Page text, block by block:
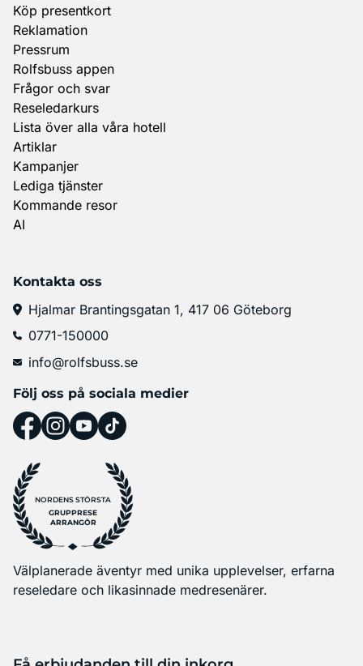
Köp presentkort
Reklamation
Pressrum
Rolfsbuss appen
Frågor och svar
Reseledarkurs
Lista över alla våra hotell
Artiklar
Kampanjer
Lediga tjänster
Kommande resor
AI
Kontakta oss
Hjalmar Brantingsgatan 1, 417 06 Göteborg
0771-150000
info@rolfsbuss.se
Följ oss på sociala medier
NORDENS STÖRSTA
GRUPPRESE
ARRANGÖR
Välplanerade äventyr med unika upplevelser, erfarna
reseledare och likasinnade medresenärer.